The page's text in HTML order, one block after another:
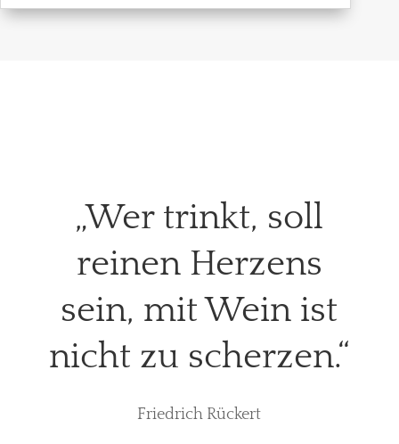
„Wer trinkt, soll
reinen Herzens
sein, mit Wein ist
nicht zu scherzen.“
Friedrich Rückert